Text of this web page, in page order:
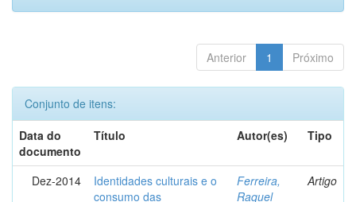
Anterior 1 Próximo
Conjunto de itens:
Data do
documento
Título Autor(es) Tipo
Dez-2014
Identidades culturais e o
consumo das
Ferreira,
Raquel
Artigo